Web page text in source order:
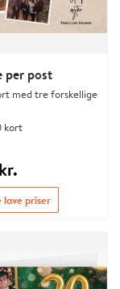
per post
med tre forskellige
kort
lave priser